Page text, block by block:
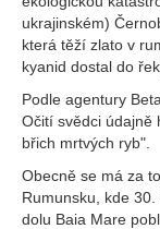
ukrajinském)
která těží zlato v
kyanid dostal do
Podle agentury
Očití svědci údajně
břich mrtvých ryb".
Obecně se má za
Rumunsku, kde
dolu Baia Mare